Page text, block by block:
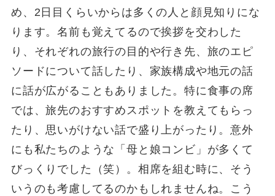
め、2日目くらいからは多くの人と顔見知りにな
ります。名前も覚えてるので挨拶を交わした
り、それぞれの旅行の目的や行き先、旅のエピ
ソードについて話したり、家族構成や地元の話
に話が広がることもありました。特に食事の席
では、旅先のおすすめスポットを教えてもらっ
たり、思いがけない話で盛り上がったり。意外
にも私たちのような「母と娘コンビ」が多くて
びっくりでした（笑）。相席を組む時に、そう
いうのも考慮してるのかもしれませんね。こう